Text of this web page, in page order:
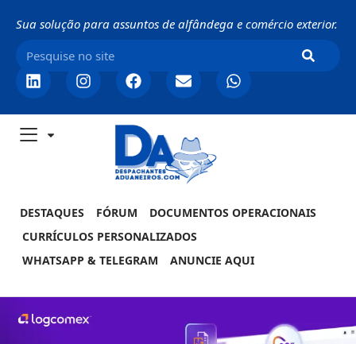
Sua solução para assuntos de alfândega e comércio exterior.
DESTAQUES FÓRUM
DOCUMENTOS OPERACIONAIS
CURRÍCULOS PERSONALIZADOS
WHATSAPP & TELEGRAM
ANUNCIE AQUI